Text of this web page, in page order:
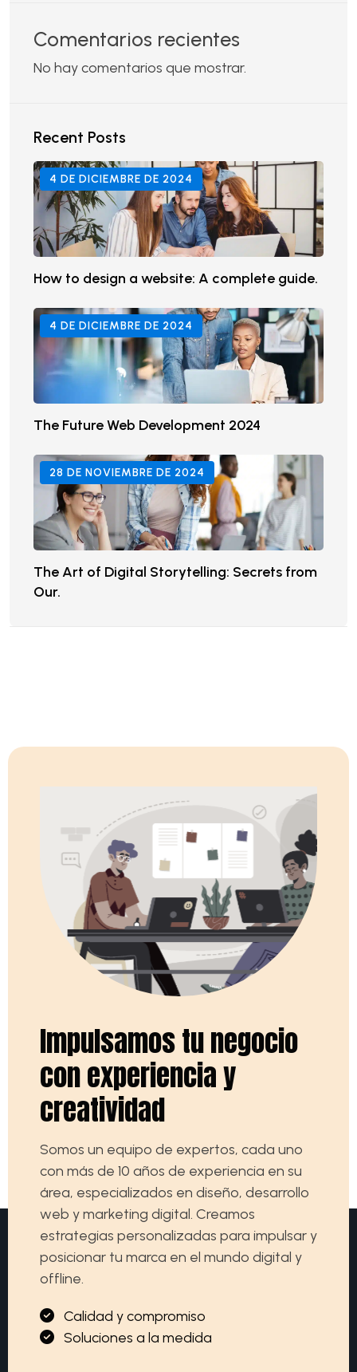
Comentarios recientes
No hay comentarios que mostrar.
Recent Posts
4 DE DICIEMBRE DE 2024
How to design a website: A complete guide.
4 DE DICIEMBRE DE 2024
The Future Web Development 2024
28 DE NOVIEMBRE DE 2024
The Art of Digital Storytelling: Secrets from
Our.
Impulsamostunegocio
conexperienciay
creatividad
Somos un equipo de expertos, cada uno
con más de 10 años de experiencia en su
área, especializados en diseño, desarrollo
web y marketing digital. Creamos
estrategias personalizadas para impulsar y
posicionar tu marca en el mundo digital y
offline.
Calidad ycompromiso
Soluciones a la medida